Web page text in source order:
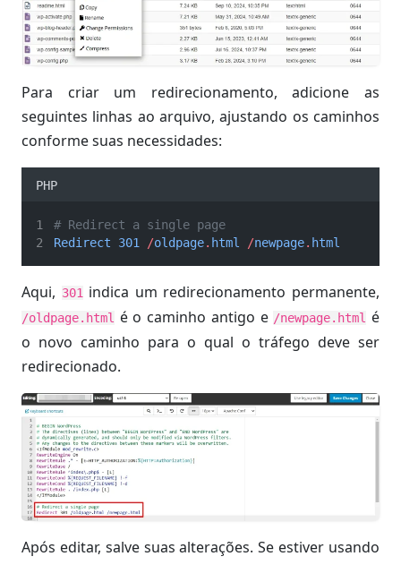
Para criar um redirecionamento, adicione as
seguintes linhas ao arquivo, ajustando os caminhos
conforme suas necessidades:
PHP
# Redirect a single page
Redirect
301 /oldpage. html /newpage. html
Aqui, 301indica um redirecionamento permanente,
/oldpage.html é o caminho antigo e /newpage.html
é
o novo caminho para o qual o tráfego deve ser
redirecionado.
Após editar, salve suas alterações. Se estiver usando